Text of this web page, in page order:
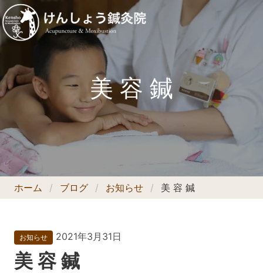
美 容 鍼
ホーム ブログ お知らせ 美 容 鍼
お知らせ 2021年3月31日
美 容 鍼